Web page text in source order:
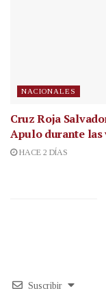
NACIONALES
Cruz Roja
Apulo durante las
HACE 2 DÍAS
Suscribir